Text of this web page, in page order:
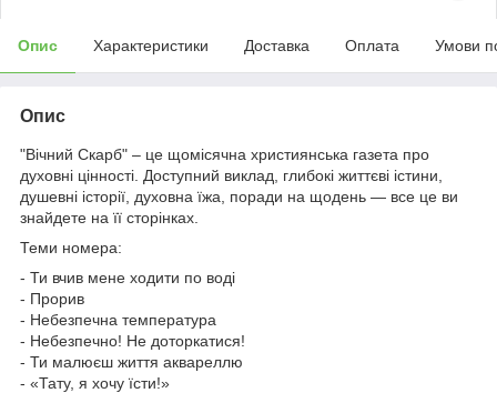
Опис Характеристики Доставка Оплата Умови
Опис
"Вічний Скарб" – це щомісячна християнська газета про
духовні цінності. Доступний виклад, глибокі життєві істини,
душевні історії, духовна їжа, поради на щодень — все це ви
знайдете на її сторінках.
Теми номера:
- Ти вчив мене ходити по воді
- Прорив
- Небезпечна температура
- Небезпечно! Не доторкатися!
- Ти малюєш життя аквареллю
- «Тату, я хочу їсти!»